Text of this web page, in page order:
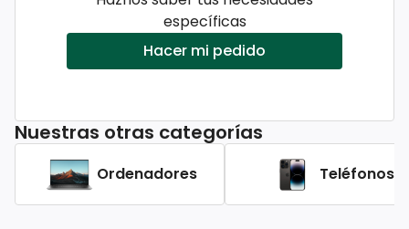
específicas
Hacer mi pedido
Nuestras otras categorías
Ordenadores Teléfonos